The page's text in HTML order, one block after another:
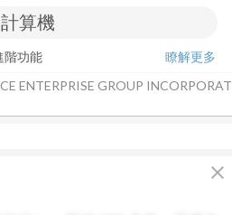
階功能
瞭解更多
ENTERPRISE GROUP
close